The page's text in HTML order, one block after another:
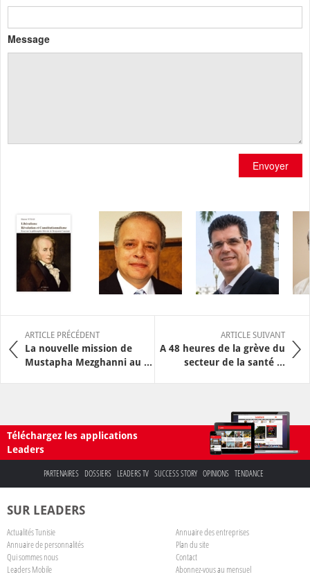
Message
Envoyer
ARTICLE PRÉCÉDENT
La nouvelle mission de
Mustapha Mezghanni au ...
ARTICLE SUIVANT
A 48 heures de la grève du
secteur de la santé ...
Téléchargez les applications
Leaders
PARTENAIRES DOSSIERS LEADERS TV SUCCESS STORY OPINIONS TENDANCE
SUR LEADERS
Actualités Tunisie
Annuaire des entreprises
Annuaire de personnalités
Plan du site
Qui sommes nous
Contact
Leaders Mobile
Abonnez-vous au mensuel